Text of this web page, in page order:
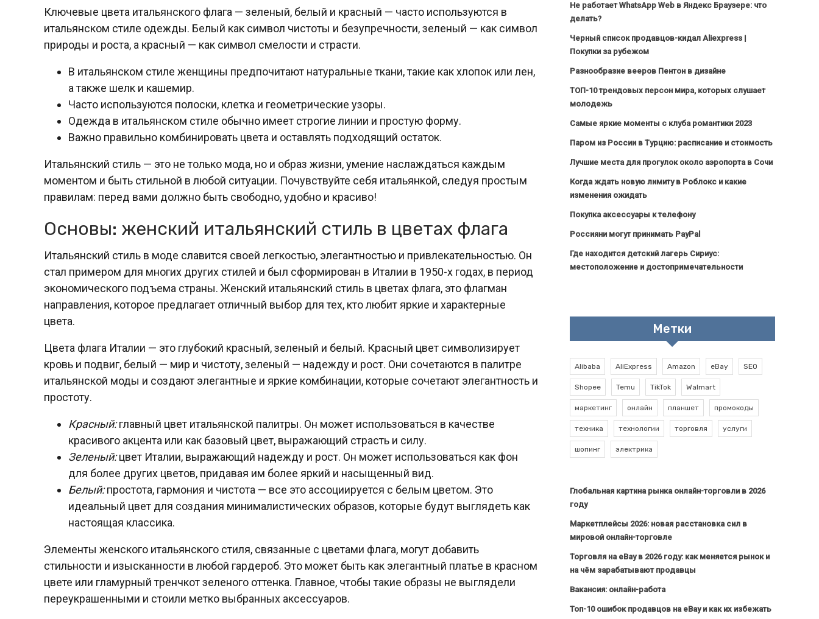
Ключевые цвета итальянского флага — зеленый, белый и красный — часто используются в
итальянском стиле одежды. Белый как символ чистоты и безупречности, зеленый — как символ
природы и роста, а красный — как символ смелости и страсти.
В итальянском стиле женщины предпочитают натуральные ткани, такие как хлопок или лен,
а также шелк и кашемир.
Часто используются полоски, клетка и геометрические узоры.
Одежда в итальянском стиле обычно имеет строгие линии и простую форму.
Важно правильно комбинировать цвета и оставлять подходящий остаток.
Итальянский стиль — это не только мода, но и образ жизни, умение наслаждаться каждым
моментом и быть стильной в любой ситуации. Почувствуйте себя итальянкой, следуя простым
правилам: перед вами должно быть свободно, удобно и красиво!
Основы: женский итальянский стиль в цветах флага
Итальянский стиль в моде славится своей легкостью, элегантностью и привлекательностью. Он
стал примером для многих других стилей и был сформирован в Италии в 1950-х годах, в период
экономического подъема страны. Женский итальянский стиль в цветах флага, это флагман
направления, которое предлагает отличный выбор для тех, кто любит яркие и характерные
цвета.
Цвета флага Италии — это глубокий красный, зеленый и белый. Красный цвет символизирует
кровь и подвиг, белый — мир и чистоту, зеленый — надежду и рост. Они сочетаются в палитре
итальянской моды и создают элегантные и яркие комбинации, которые сочетают элегантность и
простоту.
Красный:главный цвет итальянской палитры. Он может использоваться в качестве
красивого акцента или как базовый цвет, выражающий страсть и силу.
Зеленый:цвет Италии, выражающий надежду и рост. Он может использоваться как фон
для более других цветов, придавая им более яркий и насыщенный вид.
Белый:простота, гармония и чистота — все это ассоциируется с белым цветом. Это
идеальный цвет для создания минималистических образов, которые будут выглядеть как
настоящая классика.
Элементы женского итальянского стиля, связанные с цветами флага, могут добавить
стильности и изысканности в любой гардероб. Это может быть как элегантный платье в красном
цвете или гламурный тренчкот зеленого оттенка. Главное, чтобы такие образы не выглядели
переукрашенными и стоили метко выбранных аксессуаров.
Не работает WhatsApp Web в Яндекс Браузере: что
делать?
Черный список продавцов-кидал Aliexpress |
Покупки за рубежом
Разнообразие вееров Пентон в дизайне
ТОП-10 трендовых персон мира, которых слушает
молодежь
Самые яркие моменты с клуба романтики 2023
Паром из России в Турцию: расписание и стоимость
Лучшие места для прогулок около аэропорта в Сочи
Когда ждать новую лимиту в Роблокс и какие
изменения ожидать
Покупка аксессуары к телефону
Россияни могут принимать PayPal
Где находится детский лагерь Сириус:
местоположение и достопримечательности
Метки
Alibaba AliExpress Amazon eBay SEO
Shopee Temu TikTok Walmart
маркетинг онлайн планшет промокоды
техника технологии торговля услуги
шопинг электрика
Глобальная картина рынка онлайн-торговли в 2026
году
Маркетплейсы 2026: новая расстановка сил в
мировой онлайн-торговле
Торговля на eBay в 2026 году: как меняется рынок и
на чём зарабатывают продавцы
Вакансия: онлайн-работа
Топ-10 ошибок продавцов на eBay и как их избежать